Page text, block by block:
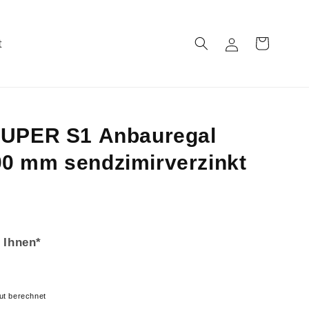
EinloggenWarenkorb
S1 Anbauregal
mm sendzimirverzinkt
Ihnen*
berechnet